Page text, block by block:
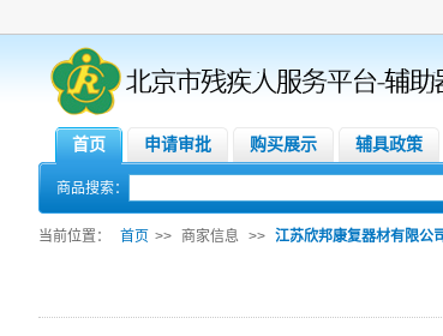
首页 申请审批 购买展示 辅具政策
商品搜索：
当前位置： 首页 >> 商家信息 >> 江苏欣邦康复器材有限公